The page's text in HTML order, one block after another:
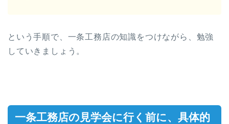
という手順で、一条工務店の知識をつけながら、勉強
していきましょう。
一条工務店の見学会に行く前に、具体的